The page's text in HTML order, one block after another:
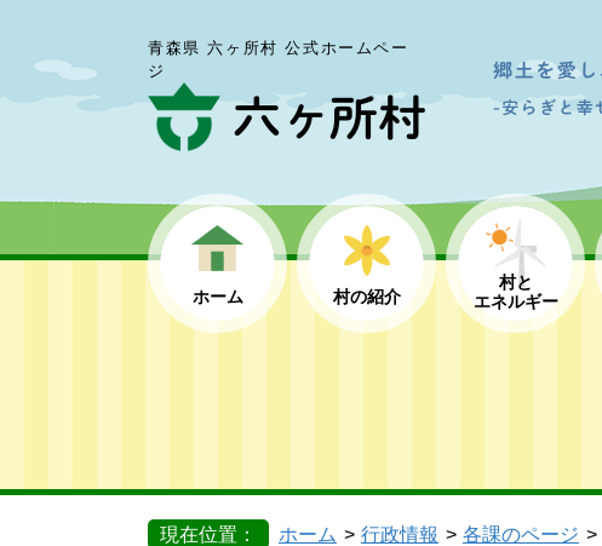
青森県 六ヶ所村 公式ホームペー
ジ
ホーム 村の紹介
村と
エネルギー
現在位置： ホーム 行政情報 各課のページ